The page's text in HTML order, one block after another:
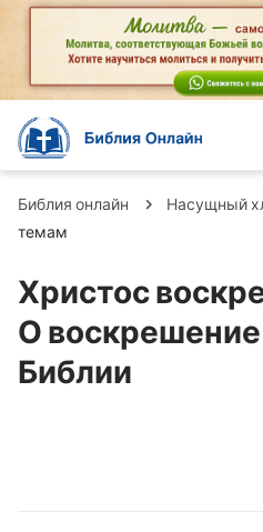
Библия онлайн Насущный
темам
Христос
О
Библии